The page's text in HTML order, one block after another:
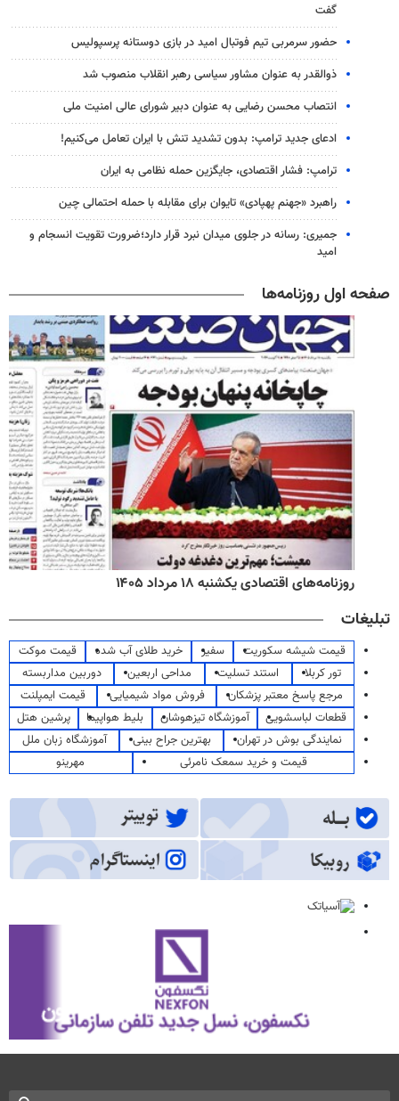
گفت
حضور سرمربی تیم فوتبال امید در بازی دوستانه پرسپولیس
ذوالقدر به عنوان مشاور سیاسی رهبر انقلاب منصوب شد
انتصاب محسن رضایی به عنوان دبیر شورای عالی امنیت ملی
ادعای جدید ترامپ: بدون تشدید تنش با ایران تعامل می‌کنیم!
ترامپ: فشار اقتصادی، جایگزین حمله نظامی به ایران
راهبرد «جهنم پهپادی» تایوان برای مقابله با حمله احتمالی چین
جمیری: رسانه‌ در جلوی میدان نبرد قرار دارد؛ضرورت تقویت انسجام و
امید
صفحه اول روزنامه‌ها
روزنامه‌های اقتصادی یکشنبه ۱۸ مرداد ۱۴۰۵
تبلیغات
قیمت شیشه سکوریت سفیر خرید طلای آب شده
قیمت موکت
تور کربلا
استند تسلیت مداحی اربعین
دوربین مداربسته
مرجع پاسخ معتبر پزشکان
فروش مواد شیمیایی
قیمت ایمپلنت
قطعات لباسشویی
آموزشگاه تیزهوشان بلیط هواپیما
پرشین هتل
نمایندگی بوش در تهران
بهترین جراح بینی
آموزشگاه زبان ملل
قیمت و خرید سمعک نامرئی
مهرینو